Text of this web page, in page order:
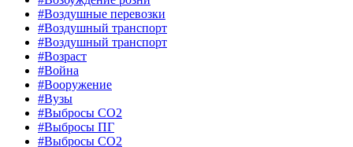
#Воздушные перевозки
#Воздушный транспорт
#Воздушный транспорт
#Возраст
#Война
#Вооружение
#Вузы
#Выбросы CO2
#Выбросы ПГ
#Выбросы СО2